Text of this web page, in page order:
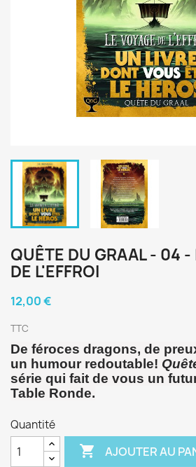
QUÊTE DU GRAAL - 04 -
DE L'EFFROI
12,00 €
TTC
De féroces dragons, de
un humour redoutable!
série qui fait de vous un
Table Ronde.
Quantité
 AJOUTER AU